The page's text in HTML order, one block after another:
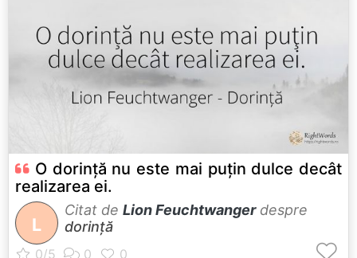
O dorință nu este mai puţin dulce decât
realizarea ei.
L
Citat de Lion Feuchtwangerdespre
dorință